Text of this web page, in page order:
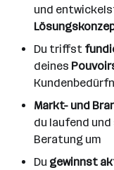
und
Du triffst
deines
Markt- und
du laufend
Beratung um
Du gewinnst